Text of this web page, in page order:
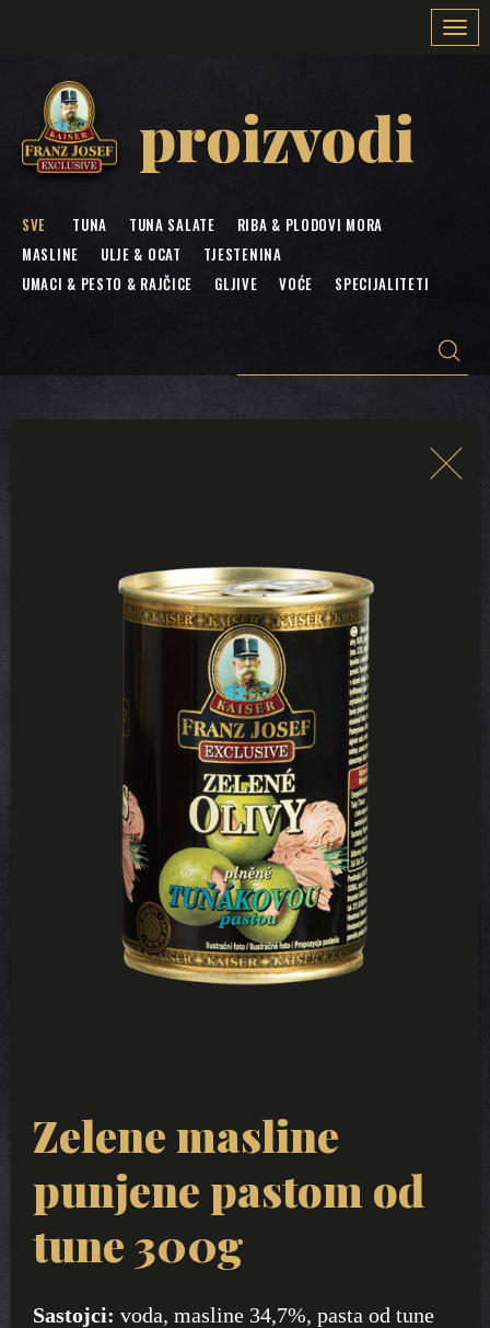
proizvodi
SVE TUNA TUNA SALATE
RIBA & PLODOVI MORA
MASLINE
ULJE & OCAT
TJESTENINA
UMACI & PESTO & RAJČICE
GLJIVE VOĆE SPECIJALITETI
Zelene masline
punjene pastom od
tune 300g
Sastojci: voda, masline 34,7%, pasta od tune